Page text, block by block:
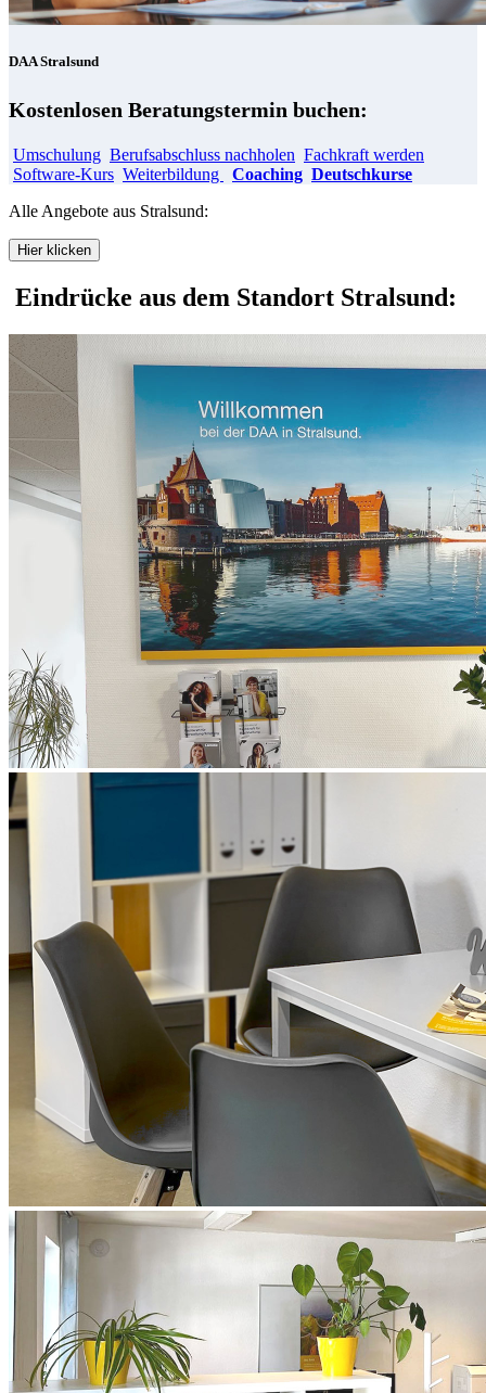
DAA Stralsund
Kostenlosen Beratungstermin buchen:
Umschulung Berufsabschluss nachholen Fachkraft werden
Software-Kurs Weiterbildung Coaching Deutschkurse
Alle Angebote aus Stralsund:
Hier klicken
Eindrücke aus dem Standort Stralsund: